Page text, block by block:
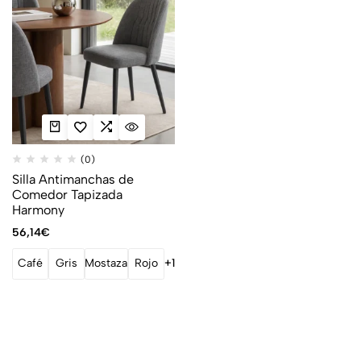
(0)
Silla Antimanchas de
Comedor Tapizada
Harmony
56,14€
Café Gris Mostaza Rojo +1